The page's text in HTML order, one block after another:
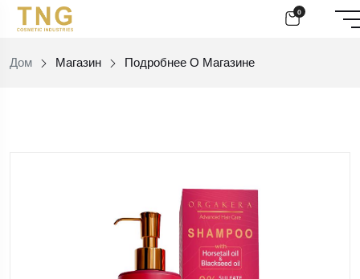
0
Дом Магазин Подробнее О Магазине